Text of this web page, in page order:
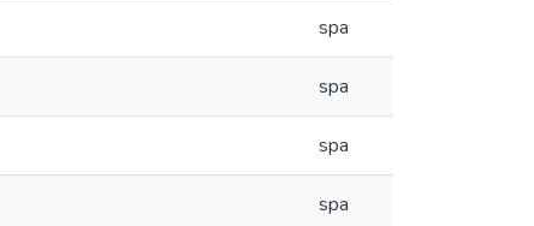
spa
spa
spa
spa